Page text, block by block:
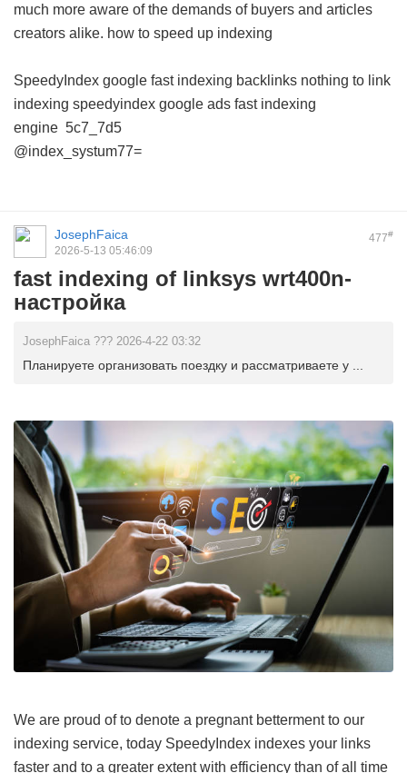
much more aware of the demands of buyers and articles
creators alike. how to speed up indexing
SpeedyIndex google fast indexing backlinks nothing to link
indexing speedyindex google ads fast indexing
engine 5c7_7d5
@index_systum77=
477#
JosephFaica
2026-5-13 05:46:09
fast indexing of linksys wrt400n-
настройка
JosephFaica ??? 2026-4-22 03:32
Планируете организовать поездку и рассматриваете у ...
We are proud of to denote a pregnant betterment to our
indexing service, today SpeedyIndex indexes your links
faster and to a greater extent with efficiency than of all time